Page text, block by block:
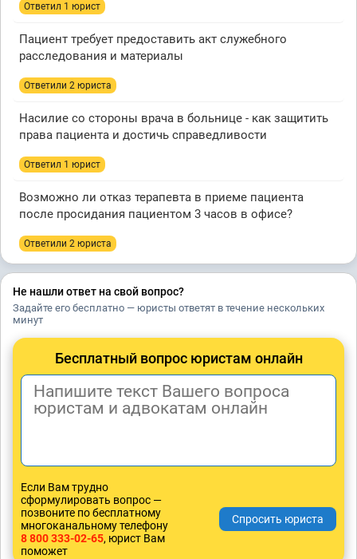
Ответил 1 юрист
Пациент требует предоставить акт служебного
расследования и материалы
Ответили 2 юристa
Насилие со стороны врача в больнице - как защитить
права пациента и достичь справедливости
Ответил 1 юрист
Возможно ли отказ терапевта в приеме пациента
после просидания пациентом 3 часов в офисе?
Ответили 2 юристa
Не нашли ответ на свой вопрос?
Задайте его бесплатно — юристы ответят в течение нескольких
минут
Бесплатный вопрос юристам онлайн
Если Вам трудно
сформулировать вопрос —
позвоните по бесплатному
многоканальному телефону
8 800 333-02-65, юрист Вам
поможет